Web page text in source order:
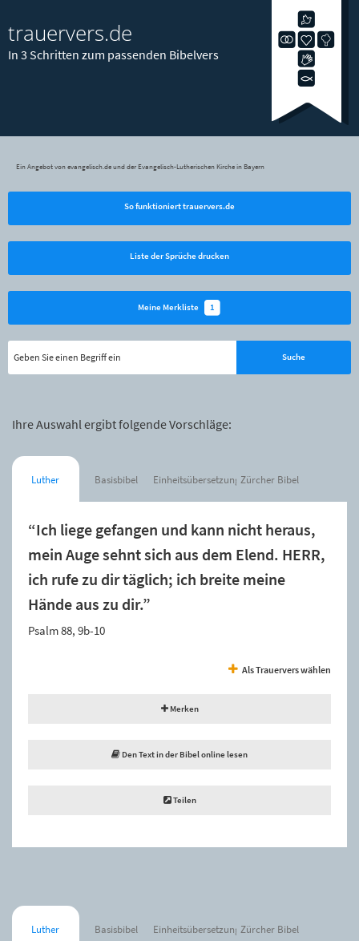
trauervers.de
In 3 Schritten zum passenden Bibelvers
Ein Angebot von evangelisch.de und der Evangelisch-Lutherischen Kirche in Bayern
So funktioniert trauervers.de
Liste der Sprüche drucken
Meine Merkliste 1
Ihre Auswahl ergibt folgende Vorschläge:
Luther Basisbibel Einheitsübersetzung Zürcher Bibel
“Ich liege gefangen und kann nicht heraus,
mein Auge sehnt sich aus dem Elend. HERR,
ich rufe zu dir täglich; ich breite meine
Hände aus zu dir.”
Psalm 88, 9b-10
Als Trauervers wählen
Merken
Den Text in der Bibel online lesen
Teilen
Luther Basisbibel Einheitsübersetzung Zürcher Bibel